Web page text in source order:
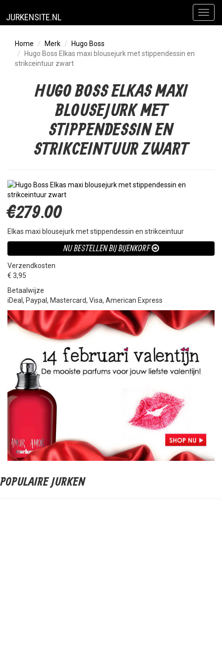
JURKENSITE.NL
Home Merk
Hugo Boss
Hugo Boss Elkas maxi blousejurk met stippendessin en
strikceintuur zwart
HUGO BOSS ELKAS MAXI
BLOUSEJURK MET
STIPPENDESSIN EN
STRIKCEINTUUR ZWART
€279.00
Elkas maxi blousejurk met stippendessin en strikceintuur
NU BESTELLEN BIJ BIJENKORF
Verzendkosten
€ 3,95
Betaalwijze
iDeal, Paypal, Mastercard, Visa, American Express
POPULAIRE JURKEN